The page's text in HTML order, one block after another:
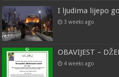
I ljudima lijepo
3 weeks ago
OBAVIJEST –
4 weeks ago